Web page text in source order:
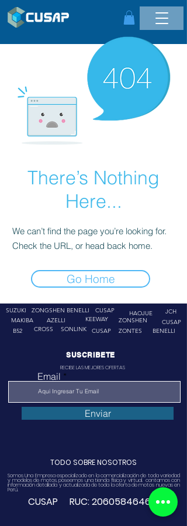
There’s Nothing
Here...
We can’t find the page you’re looking for.
Check the URL, or head back home.
Go Home
SUZUKI
ZONGSHEN
MAKIBA
AZELLI
BENELLI
CUSAP
KEEWAY
B52
CROSS SONLINK CUSAP
HAOJUE
JCH
ZONSHEN
ZONTES
CUSAP
BENELLI
SUSCRIBETE
RECIBE LAS MEJORES OFERTAS
Email
Enviar
TODO SOBRE NOSOTROS
Somos Una Empresa especializado en la comercialización de toda variedad
y modelos de motos, poseemos una tienda física y virtual. contamos con
información detallada y actualizada de toda la oferta de motos nuevas en
Perú.
CUSAP RUC:20605846468